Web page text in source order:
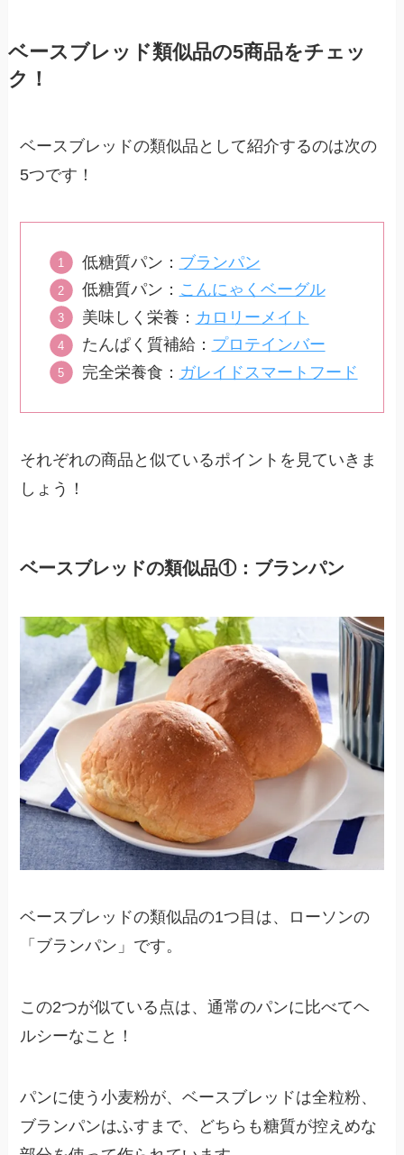
ベースブレッド類似品の5商品をチェッ
ク！
ベースブレッドの類似品として紹介するのは次の
5つです！
低糖質パン： ブランパン
低糖質パン： こんにゃくベーグル
美味しく栄養： カロリーメイト
たんぱく質補給： プロテインバー
完全栄養食： ガレイドスマートフード
それぞれの商品と似ているポイントを見ていきま
しょう！
ベースブレッドの類似品①：ブランパン
ベースブレッドの類似品の1つ目は、ローソンの
「ブランパン」です。
この2つが似ている点は、通常のパンに比べてヘ
ルシーなこと！
パンに使う小麦粉が、ベースブレッドは全粒粉、
ブランパンはふすまで、どちらも糖質が控えめな